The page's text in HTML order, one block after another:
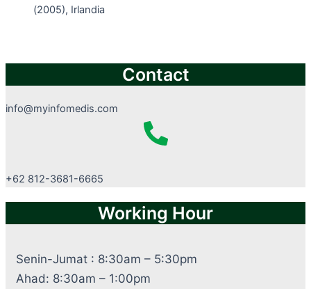
(2005), Irlandia
Contact
info@myinfomedis.com
+62 812-3681-6665
Working Hour
Senin-Jumat : 8:30am – 5:30pm
Ahad: 8:30am – 1:00pm